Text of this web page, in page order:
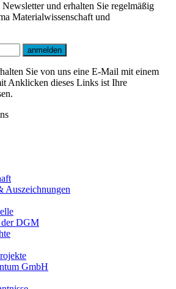
und erhalten Sie regelmäßig
Materialwissenschaft und
anmelden
Sie von uns eine E-Mail mit einem
Anklicken dieses Links ist Ihre
Auszeichnungen
der DGM
GmbH